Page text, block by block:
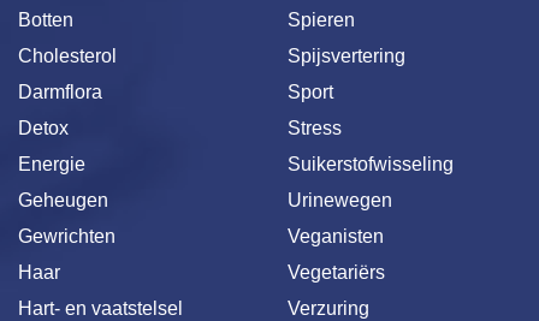
Botten
Cholesterol
Darmflora
Detox
Energie
Geheugen
Gewrichten
Haar
Hart- en vaatstelsel
Spieren
Spijsvertering
Sport
Stress
Suikerstofwisseling
Urinewegen
Veganisten
Vegetariërs
Verzuring